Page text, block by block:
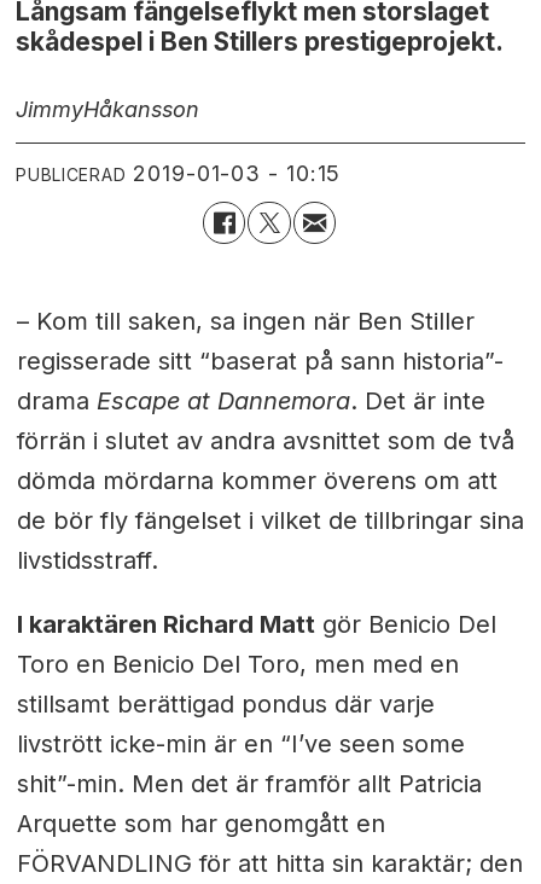
Långsam fängelseflykt men storslaget
skådespel i Ben Stillers prestigeprojekt.
JimmyHåkansson
PUBLICERAD 2019-01-03 - 10:15
– Kom till saken, sa ingen när Ben Stiller
regisserade sitt “baserat på sann historia”-
drama Escape at Dannemora. Det är inte
förrän i slutet av andra avsnittet som de två
dömda mördarna kommer överens om att
de bör fly fängelset i vilket de tillbringar sina
livstidsstraff.
I karaktären Richard Mattgör Benicio Del
Toro en Benicio Del Toro, men med en
stillsamt berättigad pondus där varje
livstrött icke-min är en “I’ve seen some
shit”-min. Men det är framför allt Patricia
Arquette som har genomgått en
FÖRVANDLING för att hitta sin karaktär; den